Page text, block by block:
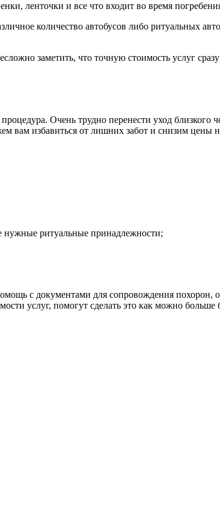
ленточки и все что входит во время
количество автобусов либо ритуальных
заметить, что точную стоимость услуг
процедура. Очень трудно перенести уход близкого
вам избавиться от лишних забот и снизим цены
нужные ритуальные принадлежности;
с документами для сопровождения похорон,
услуг, помогут сделать это как можно больше